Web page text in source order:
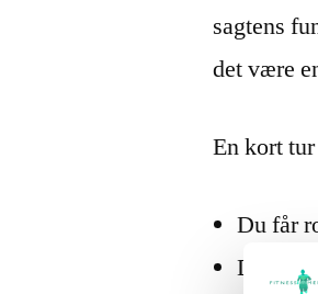
sagtens
det være
En kort
Du får
Du